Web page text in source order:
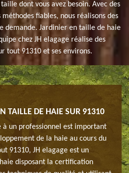
dont vous avez besoin. Avec des
fiables, nous réalisons des
demande. Jardinier en taille de haie
chez JH elagage réalise des
tout 91310 et ses environs.
TAILLE DE HAIE SUR 91310
un professionnel est important
de la haie au cours du
91310, JH elagage est un
disposant la certification